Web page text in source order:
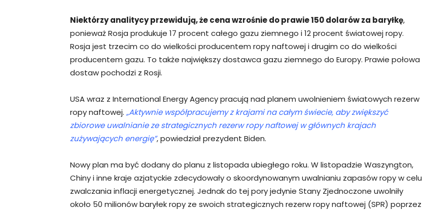
Niektórzy analitycy przewidują, że cena wzrośnie do prawie 150 dolarów za baryłkę,
ponieważ Rosja produkuje 17 procent całego gazu ziemnego i 12 procent światowej ropy.
Rosja jest trzecim co do wielkości producentem ropy naftowej i drugim co do wielkości
producentem gazu. To także największy dostawca gazu ziemnego do Europy. Prawie połowa
dostaw pochodzi z Rosji.
USA wraz z International Energy Agency pracują nad planem uwolnieniem światowych rezerw
ropy naftowej. „Aktywnie współpracujemy z krajami na całym świecie, aby zwiększyć
zbiorowe uwalnianie ze strategicznych rezerw ropy naftowej w głównych krajach
zużywających energię”, powiedział prezydent Biden.
Nowy plan ma być dodany do planu z listopada ubiegłego roku. W listopadzie Waszyngton,
Chiny i inne kraje azjatyckie zdecydowały o skoordynowanym uwalnianiu zapasów ropy w celu
zwalczania inflacji energetycznej. Jednak do tej pory jedynie Stany Zjednoczone uwolniły
około 50 milionów baryłek ropy ze swoich strategicznych rezerw ropy naftowej (SPR) poprzez